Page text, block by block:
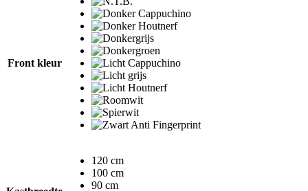
Front kleur
120 cm
100 cm
90 cm